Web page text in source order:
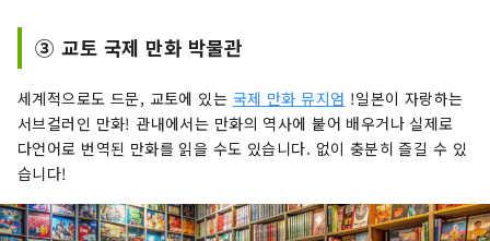
③ 교토 국제 만화 박물관
세계적으로도 드문, 교토에 있는 국제 만화 뮤지엄 !일본이 자랑하는
서브컬러인 만화! 관내에서는 만화의 역사에 붙어 배우거나 실제로
다언어로 번역된 만화를 읽을 수도 있습니다. 없이 충분히 즐길 수 있
습니다!